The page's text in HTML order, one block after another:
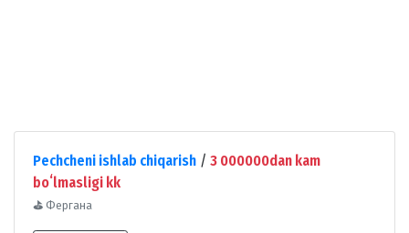
Pechcheni ishlab chiqarish / 3 000000dan kam
boʻlmasligi kk
⛳ Фергана